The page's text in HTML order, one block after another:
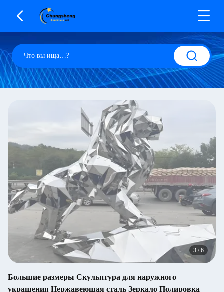
3 /6
Большие размеры Скульптура для наружного
украшения Нержавеющая сталь Зеркало Полировка